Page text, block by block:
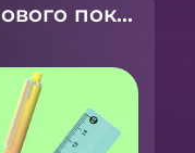
Berlingo - канцелярия нового поколения